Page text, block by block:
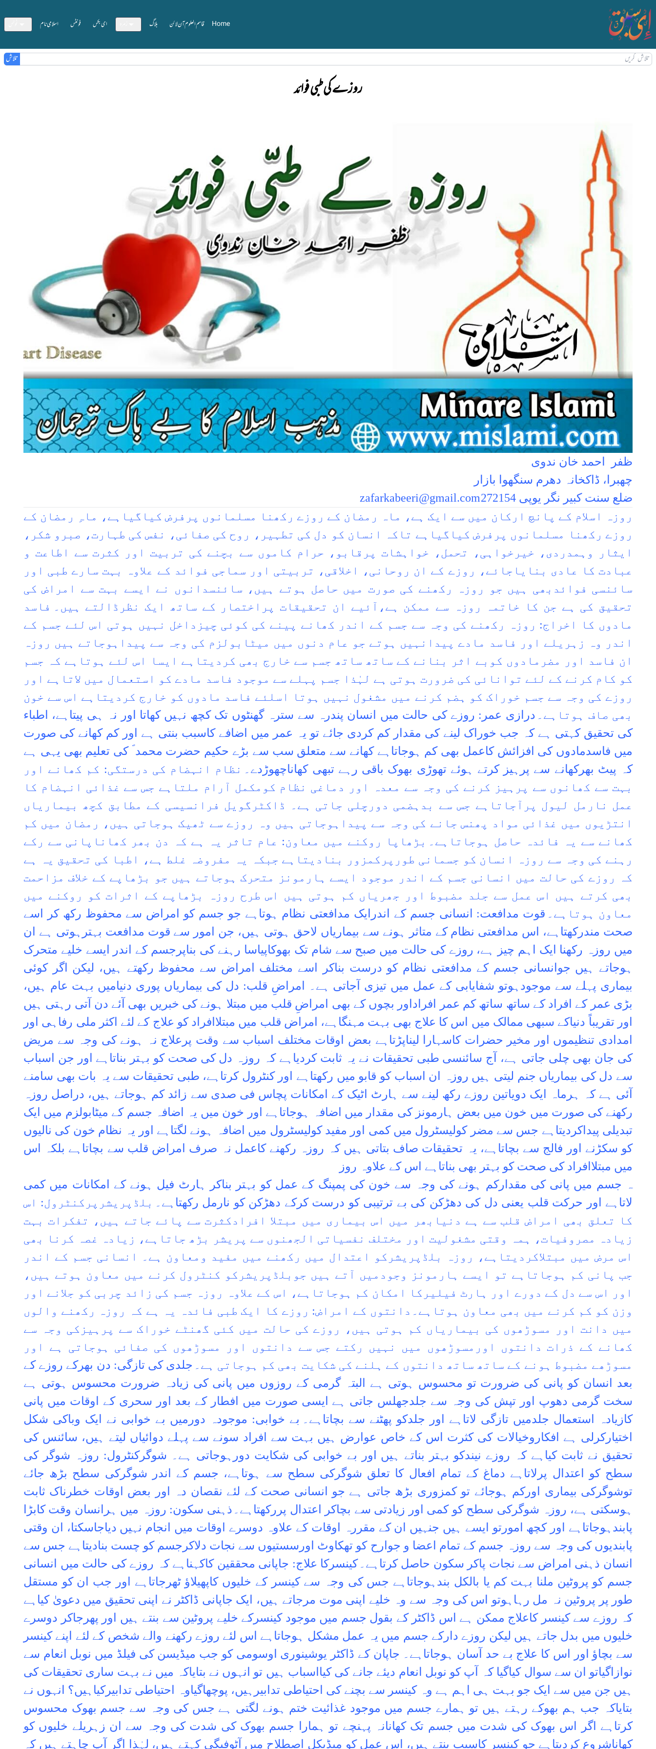
Home قاسم العلوم آن لائن بلاگ ای بکس فونٹس اسلامی نام
تلاش
روزے کی طبی فوائد
ظفر احمد خان ندوی
چھبرا، ڈاکخانہ دھرم سنگھوا بازار
ضلع سنت کبیر نگر یوپی 272154
zafarkabeeri@gmail.com
روزہ اسلام کے پانچ ارکان میں سے ایک ہے، ماہ رمضان کے روزے رکھنا مسلمانوں پرفرض کیاگیاہے، ماہِ رمضان کے
روزے رکھنا مسلمانوں پرفرض کیاگیاہے تاکہ انسان کو دل کی تطہیر، روح کی صفائی، نفس کی طہارت، صبرو شکر،
ایثار وہمدردی، خیرخواہی، تحمل، خواہشات پرقابو، حرام کاموں سے بچنے کی تربیت اور کثرت سے اطاعت و
عبادت کا عادی بنایاجائے، روزے کے ان روحانی، اخلاقی، تربیتی اور سماجی فوائد کے علاوہ بہت سارے طبی اور
سائنسی فوائدبھی ہیں جو روزہ رکھنے کی صورت میں حاصل ہوتے ہیں، سائنسدانوں نے ایسے بہت سے امراض کی
تحقیق کی ہے جن کا خاتمہ روزہ سے ممکن ہے،آئیے ان تحقیقات پراختصار کے ساتھ ایک نظرڈالتے ہیں۔
فاسد
مادوں کا اخراج: روزہ رکھنے کی وجہ سے جسم کے اندر کھانے پینے کی کوئی چیزداخل نہیں ہوتی اس لئے جسم کے
اندر وہ زہریلے اور فاسد مادے پیدانہیں ہوتے جو عام دنوں میں میٹابولزم کی وجہ سے پیداہوجاتے ہیں روزہ
ان فاسد اور مضرمادوں کوبے اثر بنانے کے ساتھ ساتھ جسم سے خارج بھی کردیتاہے ایسا اس لئے ہوتاہے کہ جسم
کو کام کرنے کے لئے توانائی کی ضرورت ہوتی ہے لہٰذا جسم پہلے سے موجود فاسد مادے کو استعمال میں لاتاہے اور
روزے کی وجہ سے جسم خوراک کو ہضم کرنے میں مشغول نہیں ہوتا اسلئے فاسد مادوں کو خارج کردیتاہے اس سے خون
بھی صاف ہوتاہے۔ درازی عمر: روزے کی حالت میں انسان پندرہ سے سترہ گھنٹوں تک کچھ نہیں کھاتا اور نہ ہی پیتاہے، اطباء
کی تحقیق کہتی ہے کہ جب خوراک لینے کی مقدار کم کردی جائے تو یہ عمر میں اضافے کاسبب بنتی ہے اور کم کھانے کی صورت
میں فاسدمادوں کی افزائش کاعمل بھی کم ہوجاتاہے کھانے سے متعلق سب سے بڑے حکیم حضرت محمد ؐ کی تعلیم بھی یہی ہے
کہ پیٹ بھرکھانے سے پرہیز کرتے ہوئے تھوڑی بھوک باقی رہے تبھی کھاناچھوڑدے۔
نظام انہضام کی درستگی: کم کھانے اور
بہت سے کھانوں سے پرہیز کرنے کی وجہ سے معدہ اور دماغی نظام کومکمل آرام ملتاہے جس سے غذائی انہضام کا
عمل نارمل لیول پرآجاتاہے جس سے بدہضمی دورچلی جاتی ہے۔ ڈاکٹرگویل فرانسیسی کے مطابق کچھ بیماریاں
انتڑیوں میں غذائی مواد پھنس جانے کی وجہ سے پیداہوجاتی ہیں وہ روزے سے ٹھیک ہوجاتی ہیں، رمضان میں کم
کھانے سے یہ فائدہ حاصل ہوجاتاہے۔
بڑھاپا روکنے میں معاون: عام تاثر یہ ہے کہ دن بھر کھاناپانی سے رکے
رہنے کی وجہ سے روزہ انسان کو جسمانی طورپرکمزور بنادیتاہے جبکہ یہ مفروضہ غلط ہے، اطبا کی تحقیق یہ ہے
کہ روزے کی حالت میں انسانی جسم کے اندر موجود ایسے ہارمونز متحرک ہوجاتے ہیں جو بڑھاپے کے خلاف مزاحمت
بھی کرتے ہیں اس عمل سے جلد مضبوط اور جھریاں کم ہوتی ہیں اس طرح روزہ بڑھاپے کے اثرات کو روکنے میں
معاون ہوتاہے۔ قوت مدافعت: انسانی جسم کے اندرایک مدافعتی نظام ہوتاہے جو جسم کو امراض سے محفوظ رکھ کر اسے
صحت مندرکھتاہے، اس مدافعتی نظام کے متاثر ہونے سے بیماریاں لاحق ہوتی ہیں، جن امور سے قوت مدافعت بہترہوتی ہے ان
میں روزہ رکھنا ایک اہم چیز ہے، روزے کی حالت میں صبح سے شام تک بھوکاپیاسا رہنے کی بناپرجسم کے اندر ایسے خلیے متحرک
ہوجاتے ہیں جوانسانی جسم کے مدافعتی نظام کو درست بناکر اسے مختلف امراض سے محفوظ رکھتے ہیں، لیکن اگر کوئی
بیماری پہلے سے موجودہوتو شفایابی کے عمل میں تیزی آجاتی ہے۔
امراضِ قلب: دل کی بیماریاں پوری دنیامیں بہت عام ہیں،
بڑی عمر کے افراد کے ساتھ ساتھ کم عمر افراداور بچوں کے بھی امراضِ قلب میں مبتلا ہونے کی خبریں بھی آئے دن آتی رہتی ہیں
اور تقریباً دنیاکے سبھی ممالک میں اس کا علاج بھی بہت مہنگاہے، امراض قلب میں مبتلاافراد کو علاج کے لئے اکثر ملی رفاہی اور
امدادی تنظیموں اور مخیر حضرات کاسہارا لیناپڑتاہے بعض اوقات مختلف اسباب سے وقت پرعلاج نہ ہونے کی وجہ سے مریض
کی جان بھی چلی جاتی ہے، آج سائنسی طبی تحقیقات نے یہ ثابت کردیاہے کہ روزہ دل کی صحت کو بہتر بناتاہے اور جن اسباب
سے دل کی بیماریاں جنم لیتی ہیں روزہ ان اسباب کو قابو میں رکھتاہے اور کنٹرول کرتاہے، طبی تحقیقات سے یہ بات بھی سامنے
آئی ہے کہ ہرماہ ایک دویاتین روزے رکھ لینے سے ہارٹ اٹیک کے امکانات پچاس فی صدی سے زائد کم ہوجاتے ہیں، دراصل روزہ
رکھنے کی صورت میں خون میں بعض ہارمونز کی مقدار میں اضافہ ہوجاتاہے اور خون میں یہ اضافہ جسم کے میٹابولزم میں ایک
تبدیلی پیداکردیتاہے جس سے مضر کولیسٹرول میں کمی اور مفید کولیسٹرول میں اضافہ ہونے لگتاہے اور یہ نظام خون کی نالیوں
کو سکڑنے اور فالج سے بچاتاہے، یہ تحقیقات صاف بتاتی ہیں کہ روزہ رکھنے کاعمل نہ صرف امراض قلب سے بچاتاہے بلکہ اس
میں مبتلاافراد کی صحت کو بہتر بھی بناتاہے اس کے علاوہ روز
ہ جسم میں پانی کی مقدارکم ہونے کی وجہ سے خون کی پمپنگ کے عمل کو بہتر بناکر ہارٹ فیل ہونے کے امکانات میں کمی
لاتاہے اور حرکت قلب یعنی دل کی دھڑکن کی بے ترتیبی کو درست کرکے دھڑکن کو نارمل رکھتاہے۔
بلڈپریشرپرکنٹرول: اس
کا تعلق بھی امراض قلب سے ہے دنیابھر میں اس بیماری میں مبتلا افرادکثرت سے پائے جاتے ہیں، تفکرات بہت
زیادہ مصروفیات، ہمہ وقتی مشغولیت اور مختلف نفسیاتی الجھنوں سے پریشر بڑھ جاتاہے، زیادہ غصہ کرنا بھی
اس مرض میں مبتلاکردیتاہے، روزہ بلڈپریشرکو اعتدال میں رکھنے میں مفید ومعاون ہے۔ انسانی جسم کے اندر
جب پانی کم ہوجاتاہے تو ایسے ہارمونز وجودمیں آتے ہیں جوبلڈپریشرکو کنٹرول کرنے میں معاون ہوتے ہیں،
اور اس سے دل کے دورے اور ہارٹ فیلیرکا امکان کم ہوجاتاہے، اس کے علاوہ روزہ جسم کی زائد چربی کو جلانے اور
وزن کو کم کرنے میں بھی معاون ہوتاہے۔ دانتوں کے امراض: روزے کا ایک طبی فائدہ یہ ہے کہ روزہ رکھنے والوں
میں دانت اور مسوڑھوں کی بیماریاں کم ہوتی ہیں، روزے کی حالت میں کئی گھنٹے خوراک سے پرہیزکی وجہ سے
کھانے کے ذرات دانتوں اورمسوڑھوں میں نہیں رکتے جس سے دانتوں اور مسوڑھوں کی صفائی ہوجاتی ہے اور
مسوڑھے مضبوط ہونے کے ساتھ ساتھ دانتوں کے ہلنے کی شکایت بھی کم ہوجاتی ہے۔ جلدی کی تازگی: دن بھرکے روزے کے
بعد انسان کو پانی کی ضرورت تو محسوس ہوتی ہے البتہ گرمی کے روزوں میں پانی کی زیادہ ضرورت محسوس ہوتی ہے
سخت گرمی دھوپ اور تپش کی وجہ سے جلدجھلس جاتی ہے ایسی صورت میں افطار کے بعد اور سحری کے اوقات میں پانی
کازیادہ استعمال جلدمیں تازگی لاتاہے اور جلدکو پھٹنے سے بچاتاہے۔ بے خوابی: موجودہ دورمیں بے خوابی نے ایک وباکی شکل
اختیارکرلی ہے افکاروخیالات کی کثرت اس کے خاص عوارض ہیں بہت سے افراد سونے سے پہلے دوائیاں لیتے ہیں، سائنس کی
تحقیق نے ثابت کیاہے کہ روزے نیندکو بہتر بناتے ہیں اور بے خوابی کی شکایت دورہوجاتی ہے۔ شوگرکنٹرول: روزہ شوگر کی
سطح کو اعتدال پرلاتاہے دماغ کے تمام افعال کا تعلق شوگرکی سطح سے ہوتاہے، جسم کے اندر شوگرکی سطح بڑھ جائے
توشوگرکی بیماری اورکم ہوجائے تو کمزوری بڑھ جاتی ہے جو انسانی صحت کے لئے نقصان دہ اور بعض اوقات خطرناک ثابت
ہوسکتی ہے، روزہ شوگرکی سطح کو کمی اور زیادتی سے بچاکر اعتدال پررکھتاہے۔ ذہنی سکون: روزہ میں ہرانسان وقت کابڑا
پابندہوجاتاہے اور کچھ امورتو ایسے ہیں جنہیں ان کے مقررہ اوقات کے علاوہ دوسرے اوقات میں انجام نہیں دیاجاسکتا، ان وقتی
پابندیوں کی وجہ سے روزہ جسم کے تمام اعضا و جوارح کو تھکاوٹ اورسستیوں سے نجات دلاکرجسم کو چست بنادیتاہے جس سے
انسان ذہنی امراض سے نجات پاکر سکون حاصل کرتاہے۔ کینسرکا علاج: جاپانی محققین کاکہناہے کہ روزے کی حالت میں انسانی
جسم کو پروٹین ملنا بہت کم یا بالکل بندہوجاتاہے جس کی وجہ سے کینسر کے خلیوں کاپھیلاؤ ٹھرجاتاہے اور جب ان کو مستقل
طور پر پروٹین نہ مل رہاہوتو اس کی وجہ سے وہ خلیے اپنی موت مرجاتے ہیں، ایک جاپانی ڈاکٹر نے اپنی تحقیق میں دعویٰ کیاہے
کہ روزے سے کینسر کاعلاج ممکن ہے اس ڈاکٹر کے بقول جسم میں موجود کینسرکے خلیے پروٹین سے بنتے ہیں اور پھرجاکر دوسرے
خلیوں میں بدل جاتے ہیں لیکن روزے دارکے جسم میں یہ عمل مشکل ہوجاتاہے اس لئے روزے رکھنے والے شخص کے لئے اپنے کینسر
سے بچاؤ اور اس کا علاج بے حد آسان ہوجاتاہے۔ جاپان کے ڈاکٹر یوشینوری اوسومی کو جب میڈیسن کی فیلڈ میں نوبل انعام سے
نوازاگیاتو ان سے سوال کیاگیا کہ آپ کو نوبل انعام دیئے جانے کی کیااسباب ہیں تو انہوں نے بتایاکہ میں نے بہت ساری تحقیقات کی
ہیں جن میں سے ایک جو بہت ہی اہم ہے وہ کینسر سے بچنے کی احتیاطی تدابیرہیں، پوچھاگیاوہ احتیاطی تدابیرکیاہیں؟ انہوں نے
بتایاکہ جب ہم بھوکے رہتے ہیں تو ہمارے جسم میں موجود غذائیت ختم ہونے لگتی ہے جس کی وجہ سے جسم بھوک محسوس
کرتاہے اگر اس بھوک کی شدت میں جسم تک کھانانہ پہنچے تو ہمارا جسم بھوک کی شدت کی وجہ سے ان زہریلے خلیوں کو
کھاناشروع کردیتاہے جو کینسر کاسبب بنتے ہیں، اس عمل کو میڈیکل اصطلاح میں آٹوفیگی کہتے ہیں، لہٰذا اگر آپ چاہتے ہیں کہ